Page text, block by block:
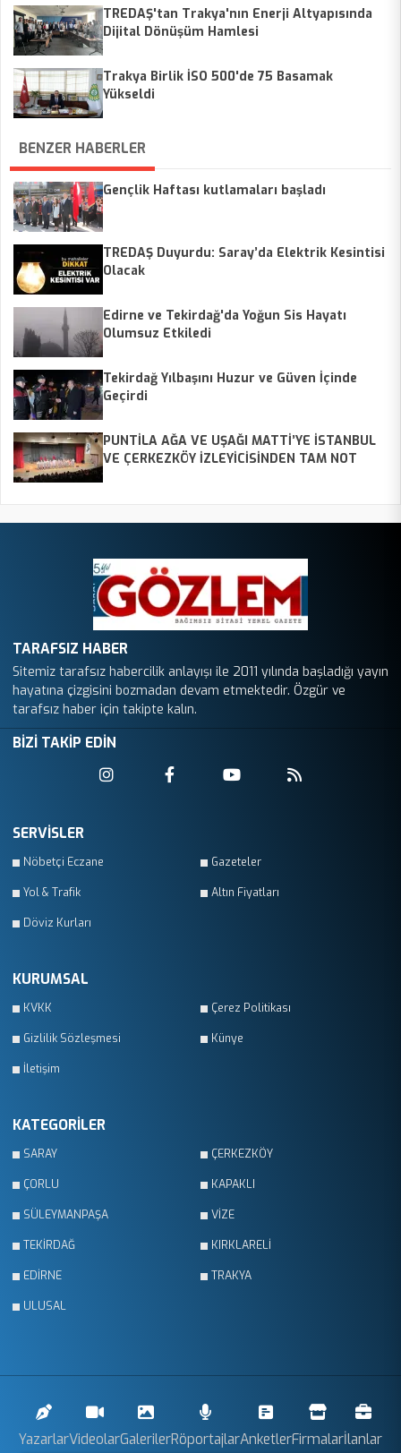
TREDAŞ'tan Trakya'nın Enerji Altyapısında
Dijital Dönüşüm Hamlesi
Trakya Birlik İSO 500'de 75 Basamak
Yükseldi
BENZER HABERLER
Gençlik Haftası kutlamaları başladı
TREDAŞ Duyurdu: Saray’da Elektrik Kesintisi
Olacak
Edirne ve Tekirdağ'da Yoğun Sis Hayatı
Olumsuz Etkiledi
Tekirdağ Yılbaşını Huzur ve Güven İçinde
Geçirdi
PUNTİLA AĞA VE UŞAĞI MATTİ’YE İSTANBUL
VE ÇERKEZKÖY İZLEYİCİSİNDEN TAM NOT
TARAFSIZ HABER
Sitemiz tarafsız habercilik anlayışı ile 2011 yılında başladığı yayın
hayatına çizgisini bozmadan devam etmektedir. Özgür ve
tarafsız haber için takipte kalın.
BİZİ TAKİP EDİN
SERVİSLER
Nöbetçi Eczane Gazeteler
Yol & Trafik Altın Fiyatları
Döviz Kurları
KURUMSAL
KVKK Çerez Politikası
Gizlilik Sözleşmesi Künye
İletişim
KATEGORİLER
SARAY ÇERKEZKÖY
ÇORLU KAPAKLI
SÜLEYMANPAŞA VİZE
TEKİRDAĞ KIRKLARELİ
EDİRNE TRAKYA
ULUSAL
YazarlarVideolarGalerilerRöportajlarAnketlerFirmalarİlanlar